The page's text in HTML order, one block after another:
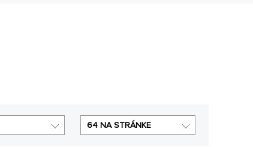
64 NA STRÁNKE